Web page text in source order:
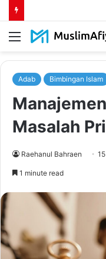
Menu
Adab Bimbingan Islam
Masalah
Raehanul Bahraen
1 minute read